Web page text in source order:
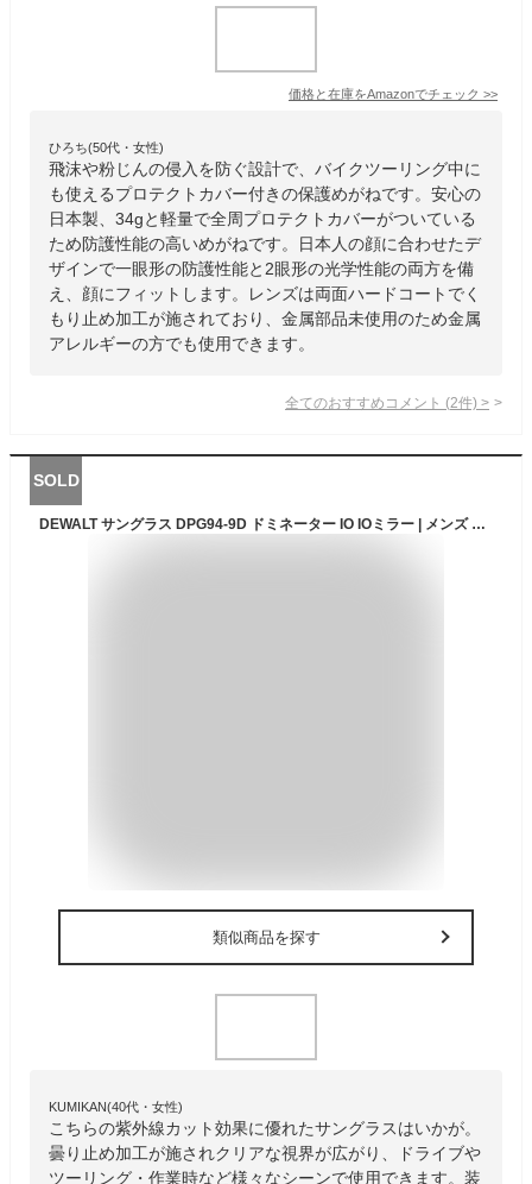
価格と在庫をAmazonでチェック >>
ひろち(50代・女性)
飛沫や粉じんの侵入を防ぐ設計で、バイクツーリング中に
も使えるプロテクトカバー付きの保護めがねです。安心の
日本製、34gと軽量で全周プロテクトカバーがついている
ため防護性能の高いめがねです。日本人の顔に合わせたデ
ザインで一眼形の防護性能と2眼形の光学性能の両方を備
え、顔にフィットします。レンズは両面ハードコートでく
もり止め加工が施されており、金属部品未使用のため金属
アレルギーの方でも使用できます。
全てのおすすめコメント (2件) >
SOLD
DEWALT サングラス DPG94-9D ドミネーター IO IOミラー | メンズ スポーツ 紫外線カット UVカット グラサン 運転 ドライブ バイク ツーリング 曇り止め セーフティグラス セーフティーグラス 保護メガネ 保護眼鏡 保護めがね 安全メガネ 作業用メガネ
類似商品を探す
KUMIKAN(40代・女性)
こちらの紫外線カット効果に優れたサングラスはいかが。
曇り止め加工が施されクリアな視界が広がり、ドライブや
ツーリング・作業時など様々なシーンで使用できます。装